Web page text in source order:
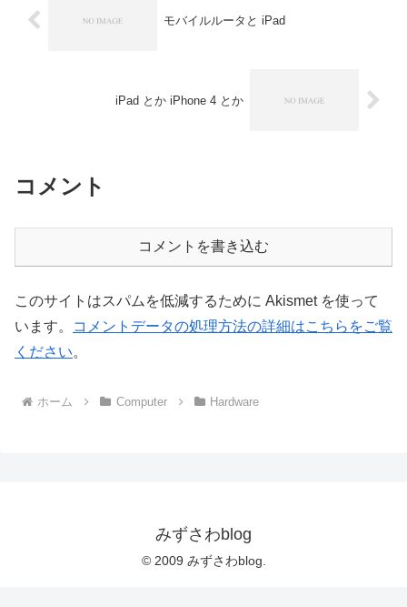
モバイルルータと iPad
iPad とか iPhone 4 とか
コメント
コメントを書き込む
このサイトはスパムを低減するために Akismet を使って
います。
コメントデータの処理方法の詳細はこちらをご覧
ください。
ホーム Computer Hardware
みずさわblog
© 2009 みずさわblog.